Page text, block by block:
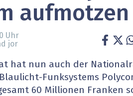
Gesundheit wird digital
EU-DSGVO
XaaS, Managed Services
aufmotzen
Uhr
jor
hat nun auch der
Funksystems
60 Millionen Franken